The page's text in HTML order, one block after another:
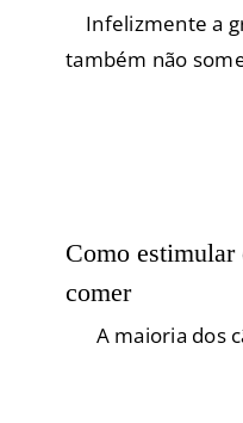
Infelizmente a
também não
Como estimular
comer
A maioria dos